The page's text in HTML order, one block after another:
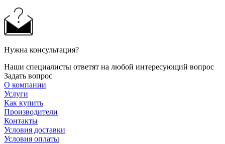
Нужна консультация?
Наши специалисты ответят на любой интересующий вопрос
Задать вопрос
О компании
Услуги
Как купить
Производители
Контакты
Условия доставки
Условия оплаты